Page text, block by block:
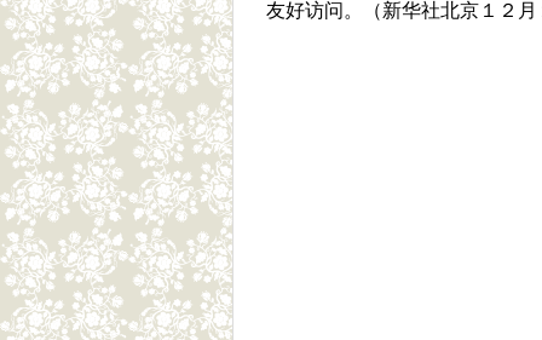
友好访问。（新华社北京１２月